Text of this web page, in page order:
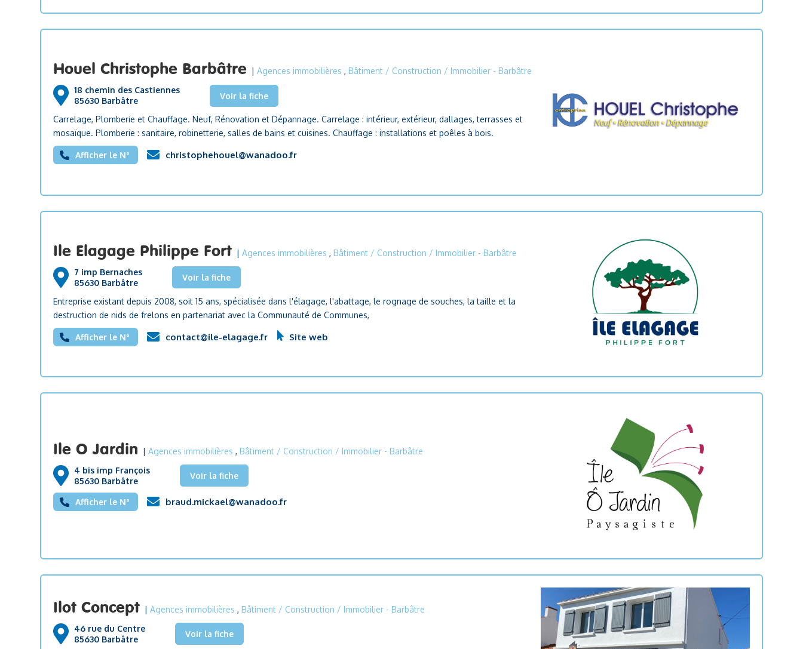
Houel Christophe Barbâtre |Agences immobilières ,Bâtiment / Construction / Immobilier - Barbâtre
18 chemin des Castiennes
85630 Barbâtre
Voir la fiche
Carrelage, Plomberie et Chauffage. Neuf, Rénovation et Dépannage. Carrelage : intérieur, extérieur, dallages, terrasses et
mosaïque. Plomberie : sanitaire, robinetterie, salles de bains et cuisines. Chauffage : installations et poêles à bois.
Afficher le N° christophehouel@wanadoo.fr
Ile Elagage Philippe Fort |Agences immobilières ,Bâtiment / Construction / Immobilier - Barbâtre
7 imp Bernaches
85630 Barbâtre
Voir la fiche
Entreprise existant depuis 2008, soit 15 ans, spécialisée dans l'élagage, l'abattage, le rognage de souches, la taille et la
destruction de nids de frelons en partenariat avec la Communauté de Communes,
Afficher le N° contact@ile-elagage.fr Site web
Ile O Jardin |Agences immobilières ,Bâtiment / Construction / Immobilier - Barbâtre
4 bis imp François
85630 Barbâtre
Voir la fiche
Afficher le N° braud.mickael@wanadoo.fr
Ilot Concept |Agences immobilières ,Bâtiment / Construction / Immobilier - Barbâtre
46 rue du Centre
85630 Barbâtre
Voir la fiche